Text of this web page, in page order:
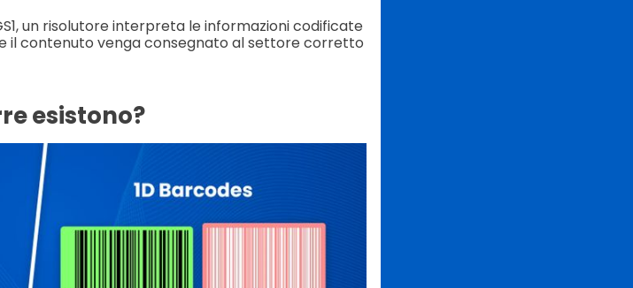
un risolutore interpreta le informazioni codificate
il contenuto venga consegnato al settore corretto
esistono?